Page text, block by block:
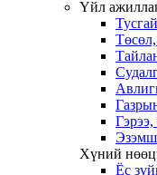
Үйл
Хүний
Ёс